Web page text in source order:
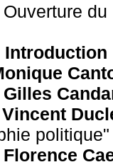
Ouverture
Gilles
Vincent
politique"
Florence